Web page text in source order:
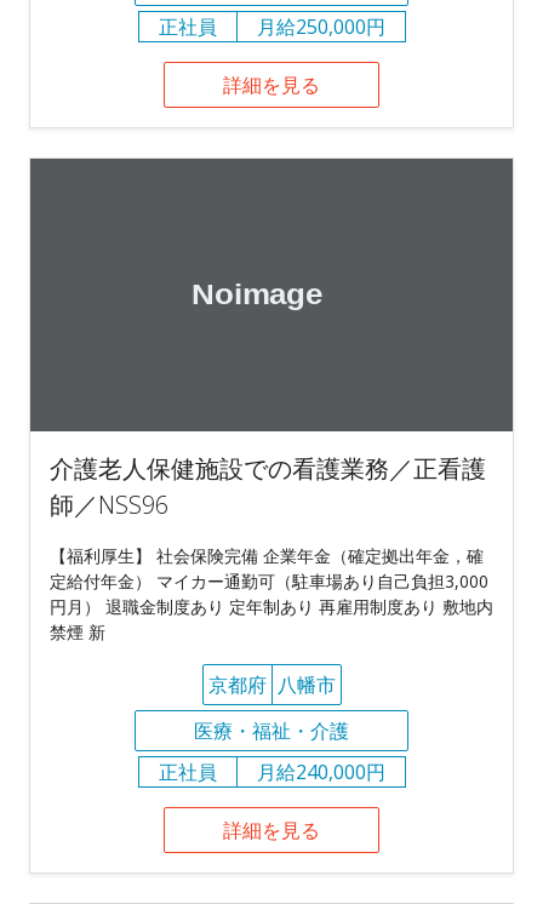
正社員
月給250,000円
詳細を見る
介護老人保健施設での看護業務／正看護
師／NSS96
【福利厚生】 社会保険完備 企業年金（確定拠出年金，確
定給付年金） マイカー通勤可（駐車場あり自己負担3,000
円月） 退職金制度あり 定年制あり 再雇用制度あり 敷地内
禁煙 新
京都府 八幡市
医療・福祉・介護
正社員
月給240,000円
詳細を見る